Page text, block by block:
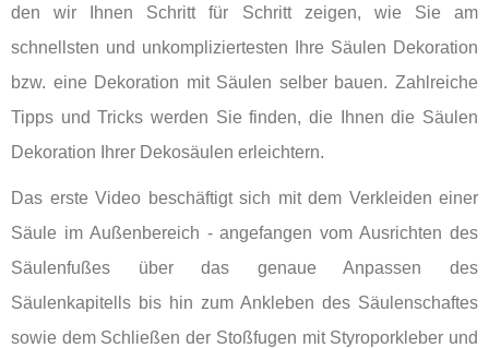
den wir Ihnen Schritt für Schritt zeigen, wie Sie am
schnellsten und unkompliziertesten Ihre Säulen Dekoration
bzw. eine Dekoration mit Säulen selber bauen. Zahlreiche
Tipps und Tricks werden Sie finden, die Ihnen die Säulen
Dekoration Ihrer Dekosäulen erleichtern.
Das erste Video beschäftigt sich mit dem Verkleiden einer
Säule im Außenbereich - angefangen vom Ausrichten des
Säulenfußes über das genaue Anpassen des
Säulenkapitells bis hin zum Ankleben des Säulenschaftes
sowie dem Schließen der Stoßfugen mit Styroporkleber und